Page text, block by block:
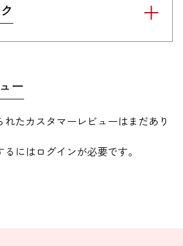
ー
れたカスタマーレビューはまだあり
るには ログインが必要です。